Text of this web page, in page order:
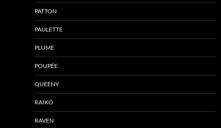
PATTON
PAULETTE
PLUME
POUPÉE
QUEENY
RAÏKO
RAVEN